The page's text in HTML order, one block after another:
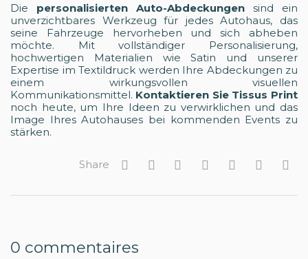
Die personalisierten Auto-Abdeckungen sind ein
unverzichtbares Werkzeug für jedes Autohaus, das
seine Fahrzeuge hervorheben und sich abheben
möchte. Mit vollständiger Personalisierung,
hochwertigen Materialien wie Satin und unserer
Expertise im Textildruck werden Ihre Abdeckungen zu
einem wirkungsvollen visuellen
Kommunikationsmittel. Kontaktieren Sie Tissus Print
noch heute, um Ihre Ideen zu verwirklichen und das
Image Ihres Autohauses bei kommenden Events zu
stärken.
Share
0 commentaires